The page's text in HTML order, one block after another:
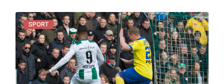
SPORT